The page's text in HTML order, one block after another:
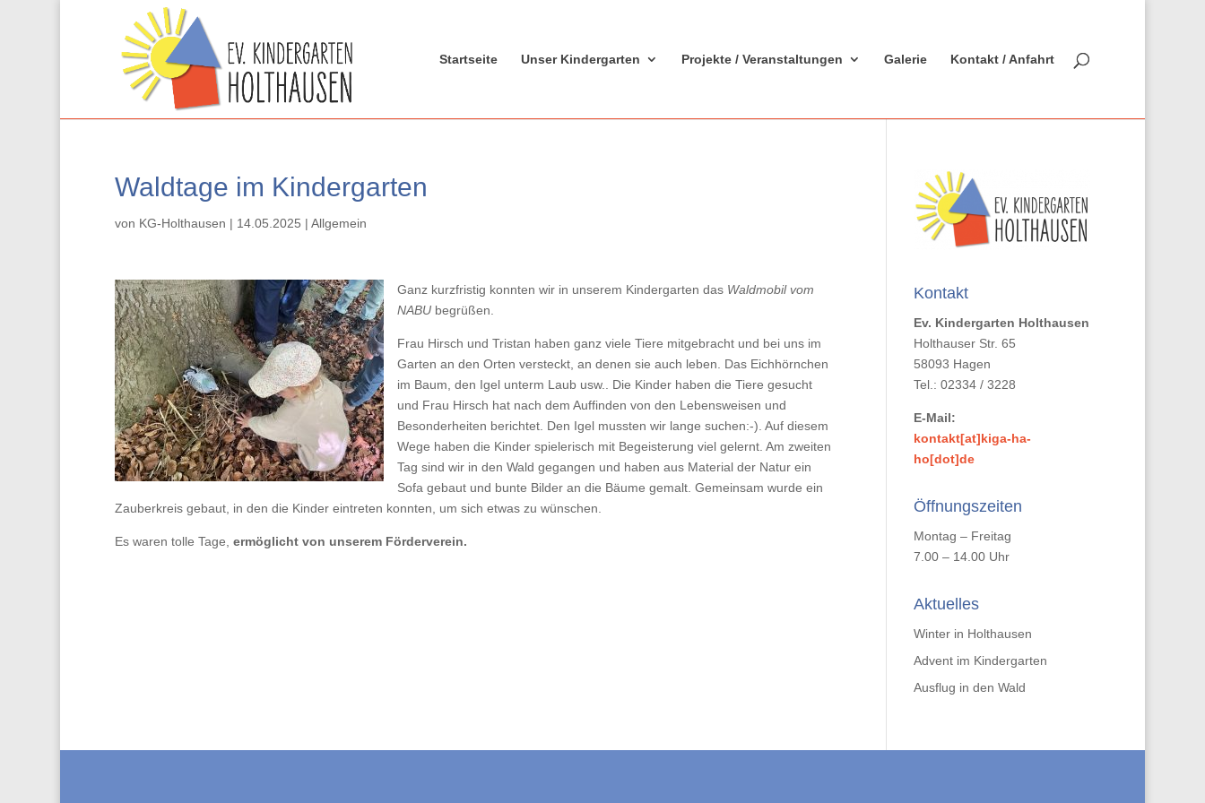
Startseite Unser Kindergarten Projekte / Veranstaltungen Galerie Kontakt / Anfahrt
Waldtage im Kindergarten
von KG-Holthausen | 14.05.2025 | Allgemein
Ganz kurzfristig konnten wir in unserem Kindergarten das Waldmobil vom
NABUbegrüßen.
Frau Hirsch und Tristan haben ganz viele Tiere mitgebracht und bei uns im
Garten an den Orten versteckt, an denen sie auch leben. Das Eichhörnchen
im Baum, den Igel unterm Laub usw.. Die Kinder haben die Tiere gesucht
und Frau Hirsch hat nach dem Auffinden von den Lebensweisen und
Besonderheiten berichtet. Den Igel mussten wir lange suchen:-). Auf diesem
Wege haben die Kinder spielerisch mit Begeisterung viel gelernt. Am zweiten
Tag sind wir in den Wald gegangen und haben aus Material der Natur ein
Sofa gebaut und bunte Bilder an die Bäume gemalt. Gemeinsam wurde ein
Zauberkreis gebaut, in den die Kinder eintreten konnten, um sich etwas zu wünschen.
Es waren tolle Tage, ermöglicht von unserem Förderverein.
Kontakt
Ev. Kindergarten Holthausen
Holthauser Str. 65
58093 Hagen
Tel.: 02334 / 3228
E-Mail:
kontakt[at]kiga-ha-
ho[dot]de
Öffnungszeiten
Montag – Freitag
7.00 – 14.00 Uhr
Aktuelles
Winter in Holthausen
Advent im Kindergarten
Ausflug in den Wald